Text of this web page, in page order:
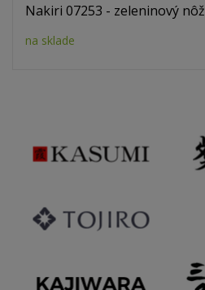
Nakiri 07253 - zeleninový nôž
na sklade